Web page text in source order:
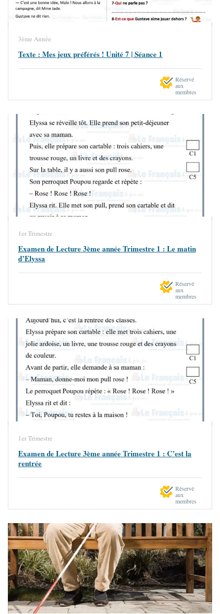
3ème Année
Texte : Mes jeux préférés ! Unité 7 | Séance 1
Réservé
aux
membres
1er Trimestre
Examen de Lecture 3ème année Trimestre 1 : Le matin
d’Elyssa
Réservé
aux
membres
1er Trimestre
Examen de Lecture 3ème année Trimestre 1 : C’est la
rentrée
Réservé
aux
membres